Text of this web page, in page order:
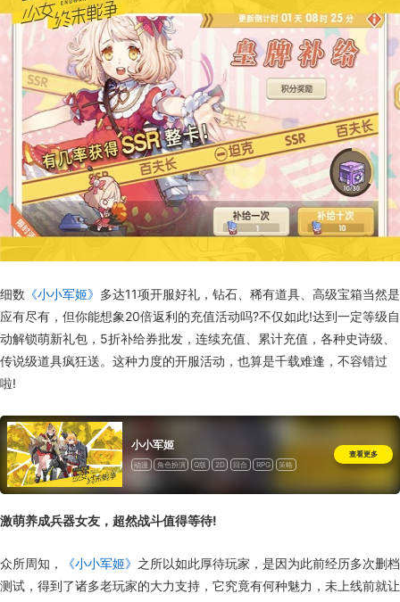
细数 《小小军姬》 多达11项开服好礼，钻石、稀有道具、高级宝箱当然是
应有尽有，但你能想象20倍返利的充值活动吗?不仅如此!达到一定等级自
动解锁萌新礼包，5折补给券批发，连续充值、累计充值，各种史诗级、
传说级道具疯狂送。这种力度的开服活动，也算是千载难逢，不容错过
啦!
小小军姬
动漫 角色扮演 Q版 2D 回合 RPG
策略
查看更多
激萌养成兵器女友，超然战斗值得等待!
众所周知， 《小小军姬》 之所以如此厚待玩家，是因为此前经历多次删档
测试，得到了诸多老玩家的大力支持，它究竟有何种魅力，未上线前就让